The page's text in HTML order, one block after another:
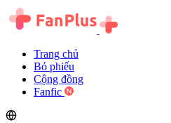
Trang chủ
Bỏ phiếu
Cộng đồng
Fanfic